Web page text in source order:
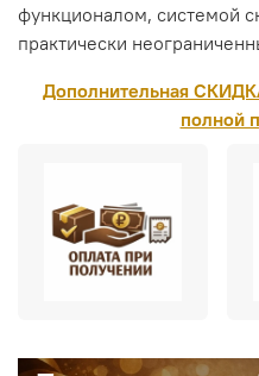
функционалом, системой
практически
Дополнительная
полной